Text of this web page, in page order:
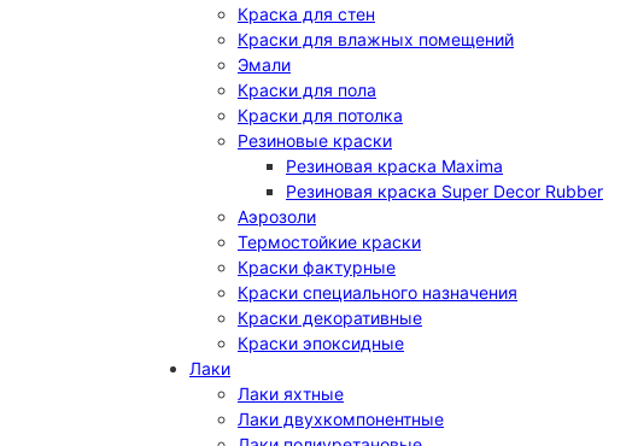
Краска для стен
Краски для влажных помещений
Эмали
Краски для пола
Краски для потолка
Резиновые краски
Резиновая краска Maxima
Резиновая краска Super Decor Rubber
Аэрозоли
Термостойкие краски
Краски фактурные
Краски специального назначения
Краски декоративные
Краски эпоксидные
Лаки
Лаки яхтные
Лаки двухкомпонентные